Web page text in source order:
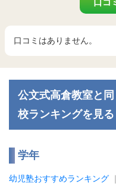
口コ
口コミはありません。
公文式高倉教室と
校ランキングを見る
学年
幼児塾おすすめランキング